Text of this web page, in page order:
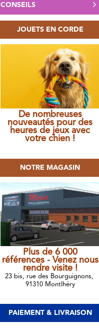
CONSEILS
JOUETS EN CORDE
De nombreuses
nouveautés pour des
heures de jeux avec
votre chien !
NOTRE MAGASIN
Plus de 6 000
références - Venez nous
rendre visite !
23 bis, rue des Bourguignons,
91310 Montlhéry
PAIEMENT & LIVRAISON